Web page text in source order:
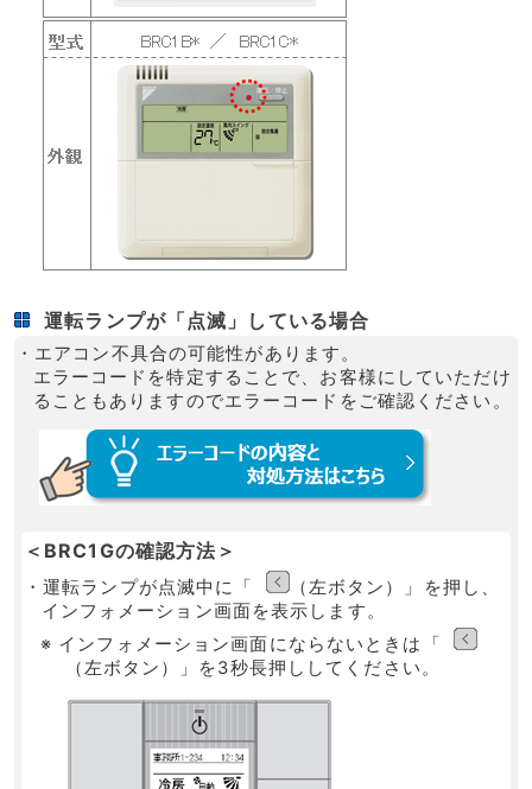
運転ランプが「点滅」している場合
・エアコン不具合の可能性があります。
エラーコードを特定することで、お客様にしていただけ
ることもありますのでエラーコードをご確認ください。
＜BRC1Gの確認方法＞
・運転ランプが点滅中に「
（左ボタン）」を押し、
インフォメーション画面を表示します。
※ インフォメーション画面にならないときは「
（左ボタン）」を3秒長押ししてください。